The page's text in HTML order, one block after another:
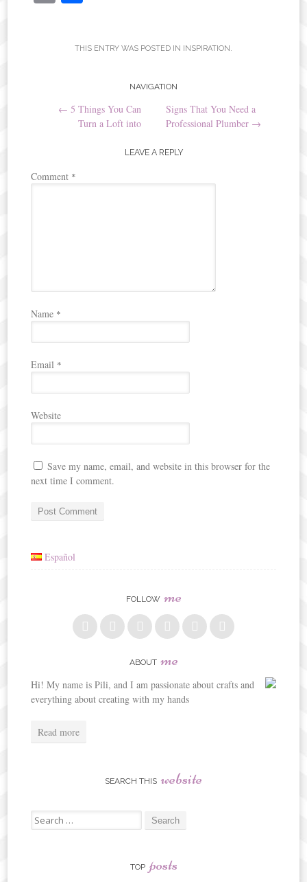
bo
t
THIS ENTRY WAS POSTED IN INSPIRATION
navigation
NAVIGATION
← 5 Things You Can
Turn a Loft into
Signs That You Need a
Professional Plumber →
LEAVE A REPLY
Comment *
Name *
Email *
Website
Save my name, email, and website in this browser for the
next time I comment.
Español
FOLLOW me
ABOUT me
Hi! My name is Pili, and I am passionate about crafts and
everything about creating with my hands
Read more
SEARCH THIS website
Search
for:
TOP posts